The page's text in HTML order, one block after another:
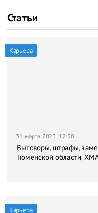
Статьи
Карьера
31 марта 2023, 12:50
Выговоры, штрафы,
Тюменской области,
Карьера